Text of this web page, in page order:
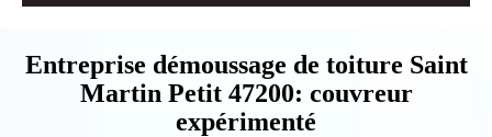
Entreprise démoussage de toiture Saint
Martin Petit 47200: couvreur
expérimenté